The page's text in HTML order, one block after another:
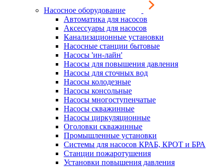
Насосное оборудование
Автоматика для насосов
Аксессуары для насосов
Канализационные установки
Насосные станции бытовые
Насосы 'ин-лайн'
Насосы для повышения давления
Насосы для сточных вод
Насосы колодезные
Насосы консольные
Насосы многоступенчатые
Насосы скважинные
Насосы циркуляционные
Оголовки скважинные
Промышленные установки
Системы для насосов КРАБ, КРОТ и БРА
Станции пожаротушения
Установки повышения давления